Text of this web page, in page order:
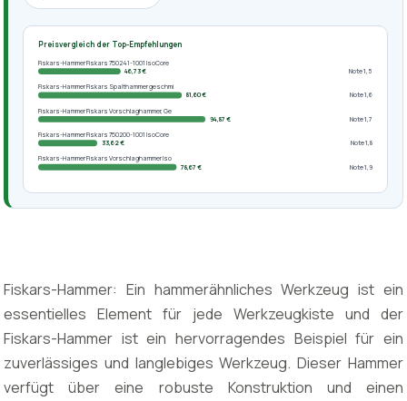
Preisvergleich der Top-Empfehlungen
Fiskars-Hammer Fiskars 750241-1001 IsoCore
46,73 €
Note 1,5
Fiskars-Hammer Fiskars Spalthammer geschmi
81,60 €
Note 1,6
Fiskars-Hammer Fiskars Vorschlaghammer, Ge
94,87 €
Note 1,7
Fiskars-Hammer Fiskars 750200-1001 IsoCore
33,62 €
Note 1,8
Fiskars-Hammer Fiskars Vorschlaghammer Iso
78,67 €
Note 1,9
Fiskars-Hammer: Ein hammerähnliches Werkzeug ist ein
essentielles Element für jede Werkzeugkiste und der
Fiskars-Hammer ist ein hervorragendes Beispiel für ein
zuverlässiges und langlebiges Werkzeug. Dieser Hammer
verfügt über eine robuste Konstruktion und einen